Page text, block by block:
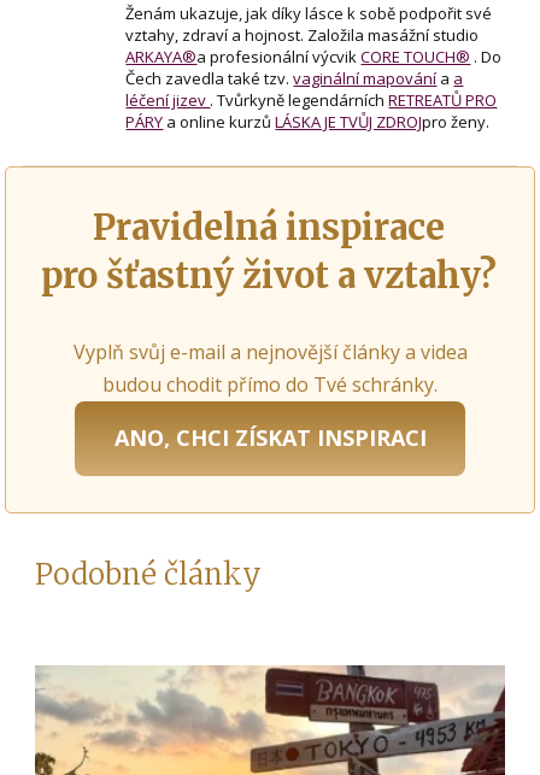
Ženám ukazuje, jak díky lásce k sobě podpořit své
vztahy, zdraví a hojnost. Založila masážní studio
ARKAYA®a profesionální výcvikCORE TOUCH® . Do
Čech zavedla také tzv.vaginální mapování a a
léčení jizev . Tvůrkyně legendárníchRETREATŮ PRO
PÁRY a online kurzůLÁSKA JE TVŮJ ZDROJpro ženy.
Pravidelná inspirace
pro šťastný život a vztahy?
Vyplň svůj e-mail a nejnovější články a videa
budou chodit přímo do Tvé schránky.
ANO, CHCI ZÍSKAT INSPIRACI
Podobné články